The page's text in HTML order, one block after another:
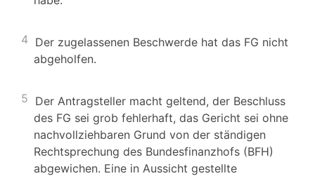
4 Der zugelassenen Beschwerde hat das FG nicht
abgeholfen.
5 Der Antragsteller macht geltend, der Beschluss
des FG sei grob fehlerhaft, das Gericht sei ohne
nachvollziehbaren Grund von der ständigen
Rechtsprechung des Bundesfinanzhofs (BFH)
abgewichen. Eine in Aussicht gestellte